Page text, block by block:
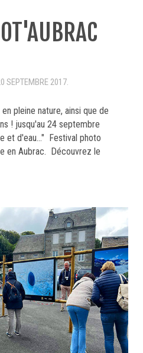
SEPTEMBRE 2017.
pleine nature, ainsi que de
! jusqu'au 24 septembre
et d'eau..." Festival photo
en Aubrac. Découvrez le